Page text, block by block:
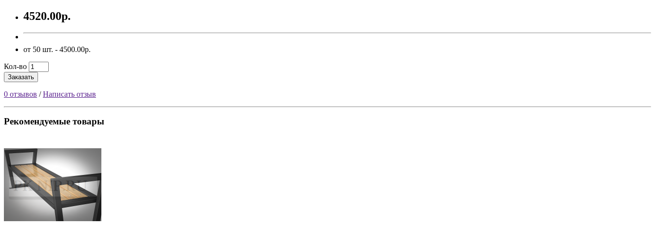
4520.00р.
от 50 шт. - 4500.00р.
Кол-во
Заказать
0 отзывов /Написать отзыв
Рекомендуемые товары